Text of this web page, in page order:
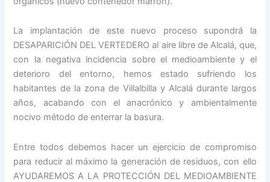
La implantación de este nuevo proceso supondrá la
DESAPARICIÓN DEL VERTEDERO al aire libre de Alcalá, que,
con la negativa incidencia sobre el medioambiente y el
deterioro del entorno, hemos estado sufriendo los
habitantes de la zona de Villalbilla y Alcalá durante largos
años, acabando con el anacrónico y ambientalmente
nocivo método de enterrar la basura.
Entre todos debemos hacer un ejercicio de compromiso
para reducir al máximo la generación de residuos, con ello
AYUDAREMOS A LA PROTECCIÓN DEL MEDIOAMBIENTE